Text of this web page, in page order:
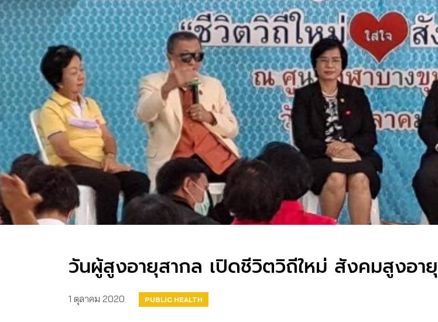
วันผู้สูงอายุสากล เปิดชีวิตวิถีใหม่ สังคมสูงอายุ
1 ตุลาคม 2020 PUBLIC HEALTH